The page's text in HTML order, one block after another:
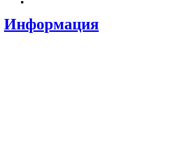
Информация